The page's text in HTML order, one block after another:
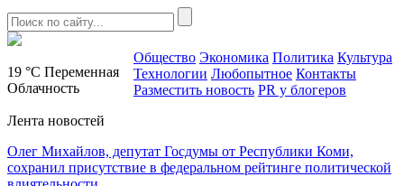
19 °C Переменная
Облачность
Общество Экономика Политика Культура
Технологии Любопытное Контакты
Разместить новость PR у блогеров
Лента новостей
Олег Михайлов, депутат Госдумы от Республики Коми,
сохранил присутствие в федеральном рейтинге политической